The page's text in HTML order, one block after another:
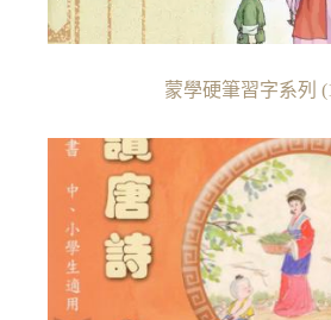
蒙學硬筆習字系列